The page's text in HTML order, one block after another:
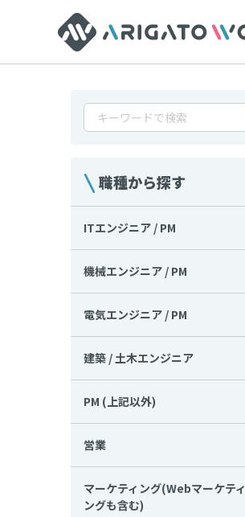
職種から探す
ITエンジニア / PM
機械エンジニア / PM
電気エンジニア / PM
建築 / 土木エンジニア
PM (上記以外)
営業
マーケティング(Webマーケティ
ングも含む)